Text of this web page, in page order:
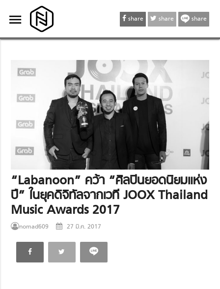
menu
menu share share share
“Labanoon” คว้า “ศิลปินยอดนิยมแห่ง
ปี” ในยุคดิจิทัลจากเวที JOOX Thailand
Music Awards 2017
nomad609 27 มี.ค. 2017